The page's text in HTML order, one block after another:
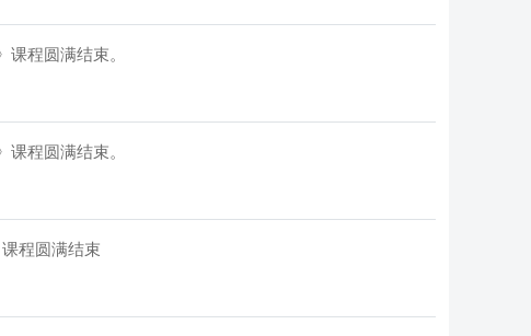
课程圆满结束。
课程圆满结束。
程圆满结束